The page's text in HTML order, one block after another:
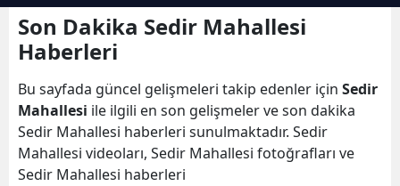
Son Dakika Sedir Mahallesi
Haberleri
Bu sayfada güncel gelişmeleri takip edenler için Sedir
Mahallesi ile ilgili en son gelişmeler ve son dakika
Sedir Mahallesi haberleri sunulmaktadır. Sedir
Mahallesi videoları, Sedir Mahallesi fotoğrafları ve
Sedir Mahallesi haberleri